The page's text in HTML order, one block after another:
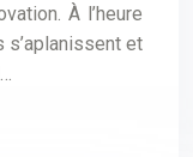
À l’heure
et